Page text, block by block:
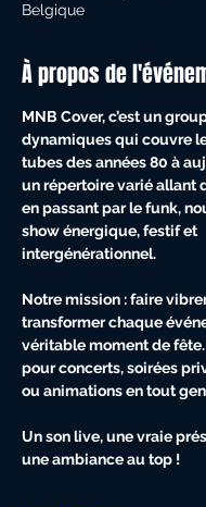
Belgique
À propos de
MNB Cover, c’est un
dynamiques qui couvre
tubes des années 80 à
un répertoire varié allant
en passant par le funk,
show énergique, festif et
intergénérationnel.
Notre mission : faire
transformer chaque
véritable moment de
pour concerts, soirées
ou animations en tout
Un son live, une vraie
une ambiance au top !